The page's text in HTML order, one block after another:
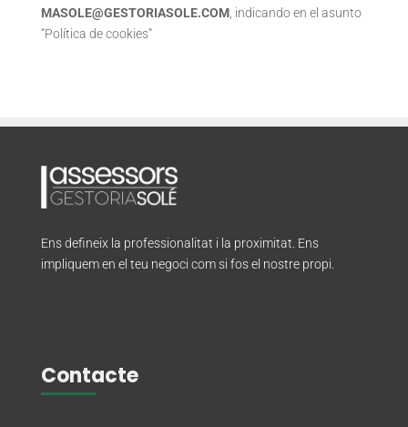
MASOLE@GESTORIASOLE.COM, indicando en el asunto
“Política de cookies”
Ens defineix la professionalitat i la proximitat. Ens
impliquem en el teu negoci com si fos el nostre propi.
Contacte